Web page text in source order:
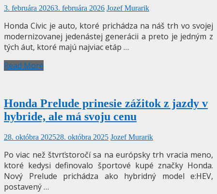
3. februára 20263. februára 2026 Jozef Murarik
Honda Civic je auto, ktoré prichádza na náš trh vo svojej
modernizovanej jedenástej generácii a preto je jedným z
tých áut, ktoré majú najviac etáp …
Read More
Honda Prelude prinesie zážitok z jazdy v
hybride, ale má svoju cenu
28. októbra 202528. októbra 2025 Jozef Murarik
Po viac než štvrťstoročí sa na európsky trh vracia meno,
ktoré kedysi definovalo športové kupé značky Honda.
Nový Prelude prichádza ako hybridný model e:HEV,
postavený …